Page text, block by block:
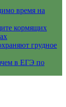
время на
кормящих
грудное
в ЕГЭ по